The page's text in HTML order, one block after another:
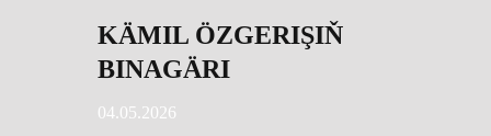
KÄMIL ÖZGERIŞIŇ
BINAGÄRI
04.05.2026